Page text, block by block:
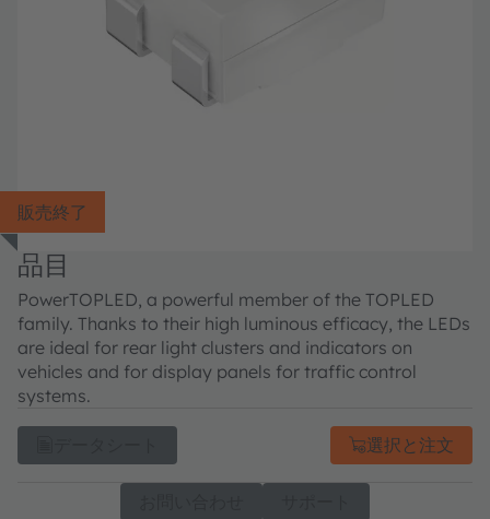
販売終了
品目
PowerTOPLED, a powerful member of the TOPLED
family. Thanks to their high luminous efficacy, the LEDs
are ideal for rear light clusters and indicators on
vehicles and for display panels for traffic control
systems.
選択と注文